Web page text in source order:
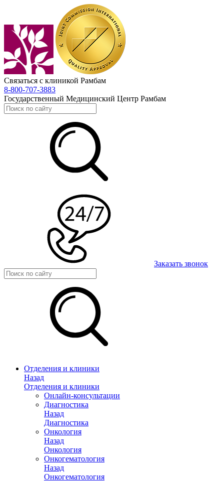
Связаться с клиникой Рамбам
8-800-707-3883
Государственный Медицинский Центр Рамбам
Заказать звонок
Отделения и клиники
Назад
Отделения и клиники
Онлайн-консультации
Диагностика
Назад
Диагностика
Онкология
Назад
Онкология
Онкогематология
Назад
Онкогематология